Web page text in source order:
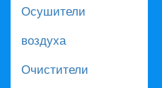
Осушители
воздуха
Очистители